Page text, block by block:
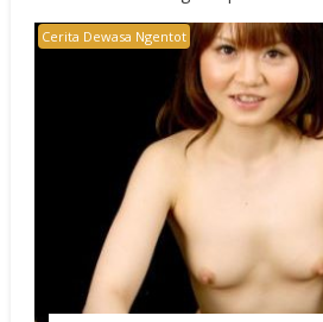
Cerita Dewasa Ngentot